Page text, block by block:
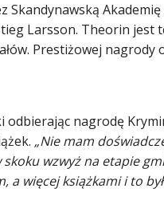
Larsson. Theorin jest
Prestiżowej nagrody
odbierając nagrodę
„Nie mam
wzwyż na etapie
a więcej książkami i to